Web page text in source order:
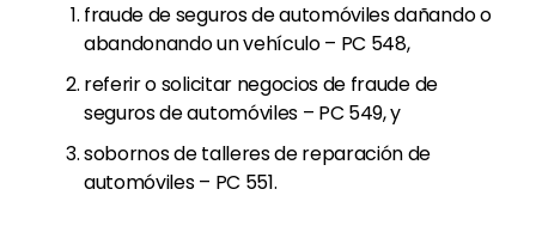
fraude de seguros de automóviles dañando o
abandonando un vehículo – PC 548,
referir o solicitar negocios de fraude de
seguros de automóviles – PC 549, y
sobornos de talleres de reparación de
automóviles – PC 551.